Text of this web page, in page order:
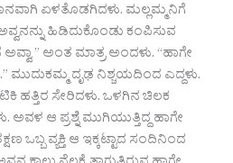
ಏಳತೊಡಗಿದಳು. ಮಲ್ಲಮ್ಮನಿಗೆ
ಹಿಡಿದುಕೊಂಡು ಕಂಪಿಸುವ
” ಅಂತ ಮಾತ್ರ ಅಂದಳು. “ಹಾಗೇ
ದೃಢ ನಿಶ್ಚಯದಿಂದ ಎದ್ದಳು.
ಹತ್ತಿರ ಸೇರಿದಳು. ಒಳಗಿನ ಚಿಲಕ
ಅವಳ ಆ ಪ್ರಶ್ನೆ ಮುಗಿಯುತ್ತಿದ್ದ ಹಾಗೇ
ಒಬ್ಬ ವ್ಯಕ್ತಿ ಆ ಇಕ್ಕಟ್ಟಾದ ಸಂದಿನಿಂದ